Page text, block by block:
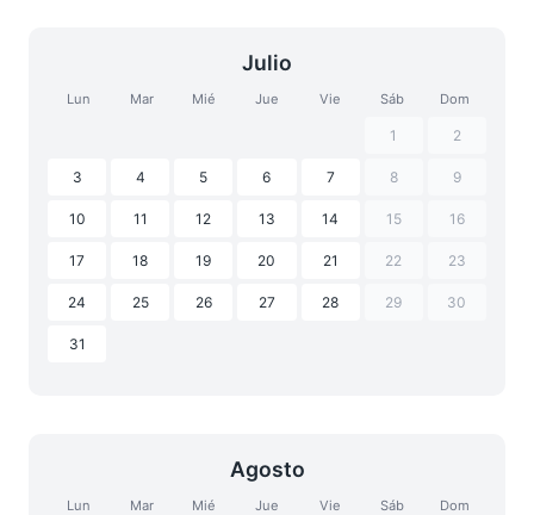
Julio
Lun Mar Mié Jue Vie Sáb Dom
1 2
3 4 5 6 7 8 9
10 11 12 13 14 15 16
17 18 19 20 21 22 23
24 25 26 27 28 29 30
31
Agosto
Lun Mar Mié Jue Vie Sáb Dom